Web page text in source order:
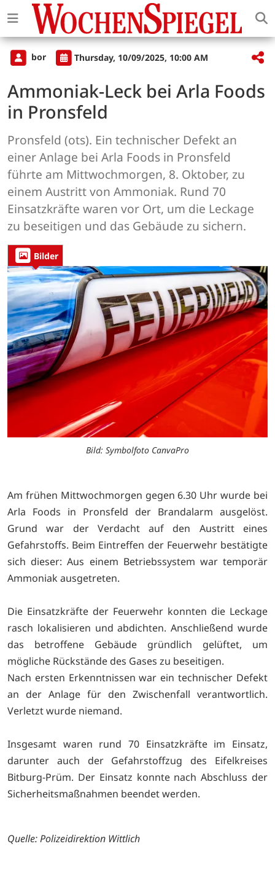
bor Thursday, 10/09/2025, 10:00 AM
Ammoniak-Leck bei Arla Foods
in Pronsfeld
Pronsfeld (ots). Ein technischer Defekt an
einer Anlage bei Arla Foods in Pronsfeld
führte am Mittwochmorgen, 8. Oktober, zu
einem Austritt von Ammoniak. Rund 70
Einsatzkräfte waren vor Ort, um die Leckage
zu beseitigen und das Gebäude zu sichern.
Bilder
Bild: Symbolfoto CanvaPro
Am frühen Mittwochmorgen gegen 6.30 Uhr wurde bei
Arla Foods in Pronsfeld der Brandalarm ausgelöst.
Grund war der Verdacht auf den Austritt eines
Gefahrstoffs. Beim Eintreffen der Feuerwehr bestätigte
sich dieser: Aus einem Betriebssystem war temporär
Ammoniak ausgetreten.
Die Einsatzkräfte der Feuerwehr konnten die Leckage
rasch lokalisieren und abdichten. Anschließend wurde
das betroffene Gebäude gründlich gelüftet, um
mögliche Rückstände des Gases zu beseitigen.
Nach ersten Erkenntnissen war ein technischer Defekt
an der Anlage für den Zwischenfall verantwortlich.
Verletzt wurde niemand.
Insgesamt waren rund 70 Einsatzkräfte im Einsatz,
darunter auch der Gefahrstoffzug des Eifelkreises
Bitburg-Prüm. Der Einsatz konnte nach Abschluss der
Sicherheitsmaßnahmen beendet werden.
Quelle: Polizeidirektion Wittlich